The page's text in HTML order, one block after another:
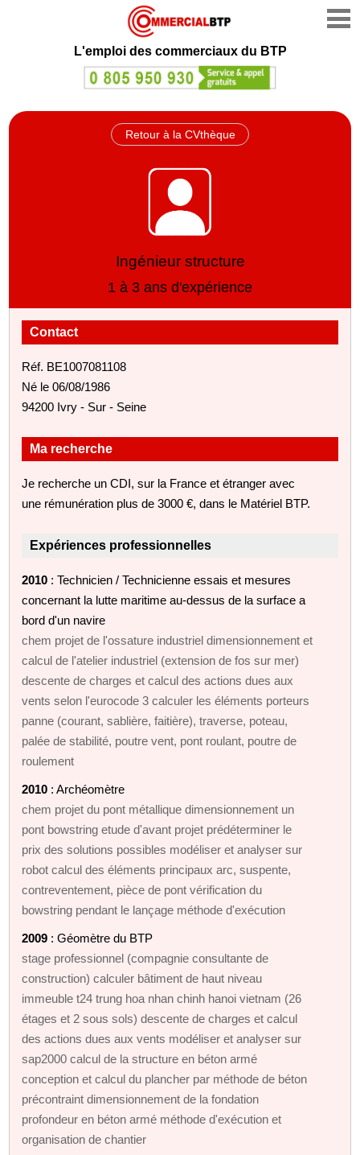
L'emploi des commerciaux du BTP
Retour à la CVthèque
Ingénieur structure
1 à 3 ans d'expérience
Contact
Réf. BE1007081108
Né le 06/08/1986
94200 Ivry - Sur - Seine
Ma recherche
Je recherche un CDI, sur la France et étranger avec
une rémunération plus de 3000 €, dans le Matériel BTP.
Expériences professionnelles
2010 : Technicien / Technicienne essais et mesures
concernant la lutte maritime au-dessus de la surface a
bord d'un navire
chem projet de l'ossature industriel dimensionnement et
calcul de l'atelier industriel (extension de fos sur mer)
descente de charges et calcul des actions dues aux
vents selon l'eurocode 3 calculer les éléments porteurs
panne (courant, sablière, faitière), traverse, poteau,
palée de stabilité, poutre vent, pont roulant, poutre de
roulement
2010 : Archéomètre
chem projet du pont métallique dimensionnement un
pont bowstring etude d'avant projet prédéterminer le
prix des solutions possibles modéliser et analyser sur
robot calcul des éléments principaux arc, suspente,
contreventement, pièce de pont vérification du
bowstring pendant le lançage méthode d'exécution
2009 : Géomètre du BTP
stage professionnel (compagnie consultante de
construction) calculer bâtiment de haut niveau
immeuble t24 trung hoa nhan chinh hanoi vietnam (26
étages et 2 sous sols) descente de charges et calcul
des actions dues aux vents modéliser et analyser sur
sap2000 calcul de la structure en béton armé
conception et calcul du plancher par méthode de béton
précontraint dimensionnement de la fondation
profondeur en béton armé méthode d'exécution et
organisation de chantier